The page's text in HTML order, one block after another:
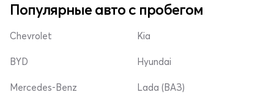
Популярные авто с пробегом
Chevrolet
BYD
Mercedes-Benz
Kia
Hyundai
Lada (ВАЗ)